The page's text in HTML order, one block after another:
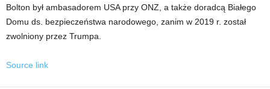
Bolton był ambasadorem USA przy ONZ, a także doradcą Białego
Domu ds. bezpieczeństwa narodowego, zanim w 2019 r. został
zwolniony przez Trumpa.
Source link